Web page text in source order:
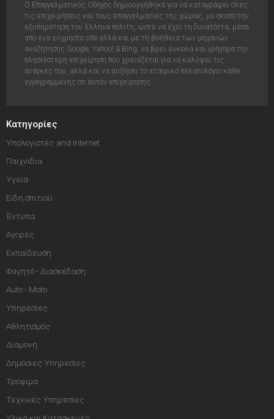
Ο Επαγγελματικός Οδηγός δημιουργήθηκε για να καταγράψει όλες
τις επιχειρήσεις και τους επαγγελματίες της χώρας, με σκοπό την
εξυπηρέτηση του Έλληνα πολίτη, ώστε να έχει τη δυνατόττα, μέσα
από ένα εύχρηστο site αλλά και με τη βοήθεια των μηχανών
αναζήτησης Google, Yahoo! & Bing, να βρει έυκολα και γρήγορα την
πλησιέστερη επιχείρηση που χρειάζεται για να καλύψει τις
ανάγκες του, αλλά και να αυξήσει το εταιρικό πελατολόγιο κάθε
εγγεγραμμένης σε αυτόν επιχείρησης.
Κατηγορίες
Υπολογιστές and Internet
Παιχνίδια
Υγεία
Είδη σπιτιού
Έντυπα
Αγορές
Εκπαίδευση
Φαγητό - Διασκέδαση
Auto - Moto
Υπηρεσίες
Αθλητισμός
Διαμονή
Δημόσιες Υπηρεσίες
Τρόφιμα
Τεχνικές Υπηρεσίες